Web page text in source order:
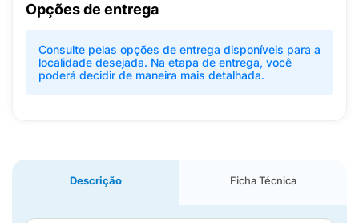
Opções de entrega
Consulte pelas opções de entrega disponíveis para a
localidade desejada. Na etapa de entrega, você
poderá decidir de maneira mais detalhada.
Descrição Ficha Técnica